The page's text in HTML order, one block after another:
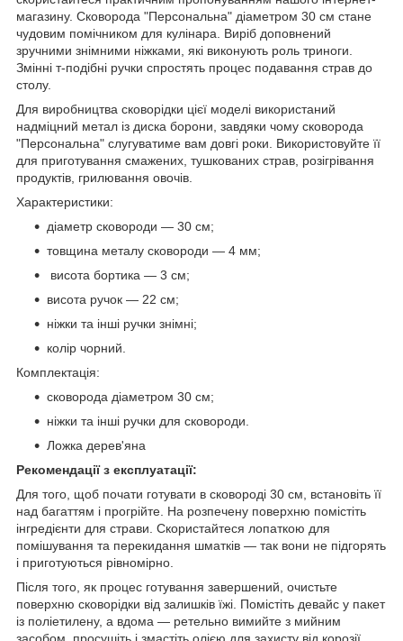
магазину. Сковорода "Персональна" діаметром 30 см стане
чудовим помічником для кулінара. Виріб доповнений
зручними знімними ніжками, які виконують роль триноги.
Змінні т-подібні ручки спростять процес подавання страв до
столу.
Для виробництва сковорідки цієї моделі використаний
надміцний метал із диска борони, завдяки чому сковорода
"Персональна" слугуватиме вам довгі роки. Використовуйте її
для приготування смажених, тушкованих страв, розігрівання
продуктів, грилювання овочів.
Характеристики:
діаметр сковороди — 30 см;
товщина металу сковороди — 4 мм;
висота бортика — 3 см;
висота ручок — 22 см;
ніжки та інші ручки знімні;
колір чорний.
Комплектація:
сковорода діаметром 30 см;
ніжки та інші ручки для сковороди.
Ложка дерев'яна
Рекомендації з експлуатації:
Для того, щоб почати готувати в сковороді 30 см, встановіть її
над багаттям і прогрійте. На розпечену поверхню помістіть
інгредієнти для страви. Скористайтеся лопаткою для
помішування та перекидання шматків — так вони не підгорять
і приготуються рівномірно.
Після того, як процес готування завершений, очистьте
поверхню сковорідки від залишків їжі. Помістіть девайс у пакет
із поліетилену, а вдома — ретельно вимийте з мийним